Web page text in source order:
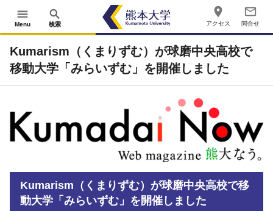
menu
Menu
search
検索
place
アクセス
mail_outline
問合せ
Kumarism（くまりずむ）が球磨中央高校で
移動大学「みらいずむ」を開催しました
Kumarism（くまりずむ）が球磨中央高校で移
動大学「みらいずむ」を開催しました